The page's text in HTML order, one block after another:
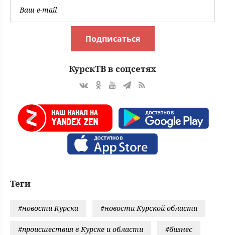
Подписаться
КурскТВ в соцсетях
Теги
#новости Курска #новости Курской области
#происшествия в Курске и области #бизнес